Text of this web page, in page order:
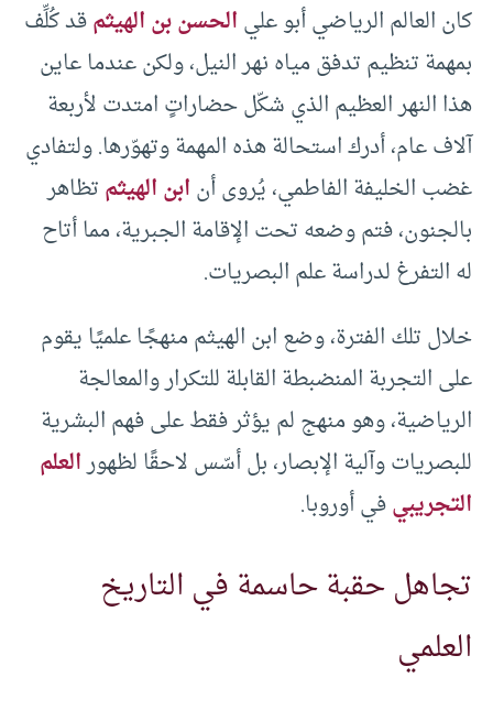
كان العالم الرياضي أبو عليالحسن بن الهيثمقد كُلِّف
بمهمة تنظيم تدفق مياه نهر النيل، ولكن عندما عاين
هذا النهر العظيم الذي شكّل حضاراتٍ امتدت لأربعة
آلاف عام، أدرك استحالة هذه المهمة وتهوّرها. ولتفادي
غضب الخليفة الفاطمي، يُروى أنابن الهيثمتظاهر
بالجنون، فتم وضعه تحت الإقامة الجبرية، مما أتاح
له التفرغ لدراسة علم البصريات.
خلال تلك الفترة، وضع ابن الهيثم منهجًا علميًا يقوم
على التجربة المنضبطة القابلة للتكرار والمعالجة
الرياضية، وهو منهج لم يؤثر فقط على فهم البشرية
للبصريات وآلية الإبصار، بل أسّس لاحقًا لظهورالعلم
التجريبيفي أوروبا.
تجاهل حقبة حاسمة في التاريخ
العلمي